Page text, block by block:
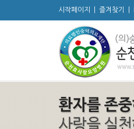
시작페이지 즐겨찾기